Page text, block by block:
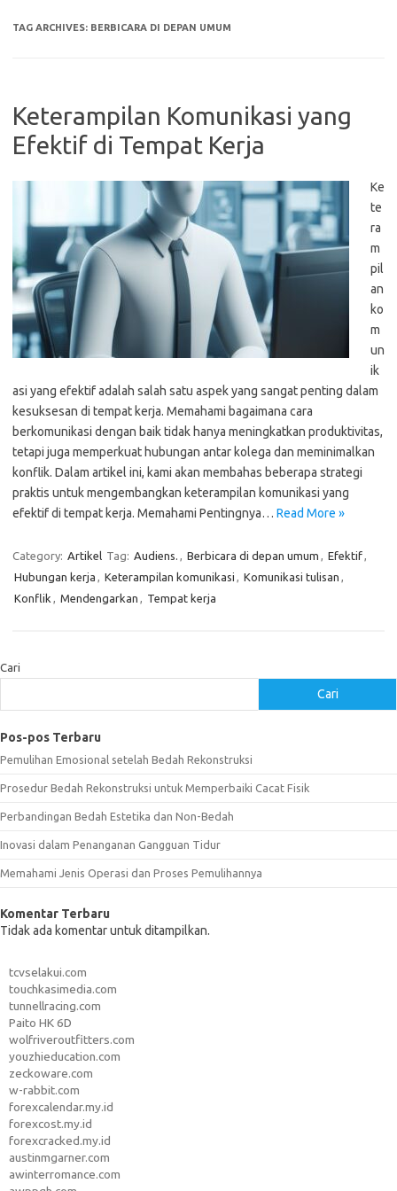
TAG ARCHIVES: BERBICARA DI DEPAN UMUM
Keterampilan Komunikasi yang
Efektif di Tempat Kerja
Ke
te
ra
m
pil
an
ko
m
un
ik
asi yang efektif adalah salah satu aspek yang sangat penting dalam
kesuksesan di tempat kerja. Memahami bagaimana cara
berkomunikasi dengan baik tidak hanya meningkatkan produktivitas,
tetapi juga memperkuat hubungan antar kolega dan meminimalkan
konflik. Dalam artikel ini, kami akan membahas beberapa strategi
praktis untuk mengembangkan keterampilan komunikasi yang
efektif di tempat kerja. Memahami Pentingnya… Read More »
Category: Artikel Tag: Audiens. , Berbicara di depan umum , Efektif,
Hubungan kerja , Keterampilan komunikasi , Komunikasi tulisan ,
Konflik , Mendengarkan , Tempat kerja
Cari
Cari
Pos-pos Terbaru
Pemulihan Emosional setelah Bedah Rekonstruksi
Prosedur Bedah Rekonstruksi untuk Memperbaiki Cacat Fisik
Perbandingan Bedah Estetika dan Non-Bedah
Inovasi dalam Penanganan Gangguan Tidur
Memahami Jenis Operasi dan Proses Pemulihannya
Komentar Terbaru
Tidak ada komentar untuk ditampilkan.
tcvselakui.com
touchkasimedia.com
tunnellracing.com
Paito HK 6D
wolfriveroutfitters.com
youzhieducation.com
zeckoware.com
w-rabbit.com
forexcalendar.my.id
forexcost.my.id
forexcracked.my.id
austinmgarner.com
awinterromance.com